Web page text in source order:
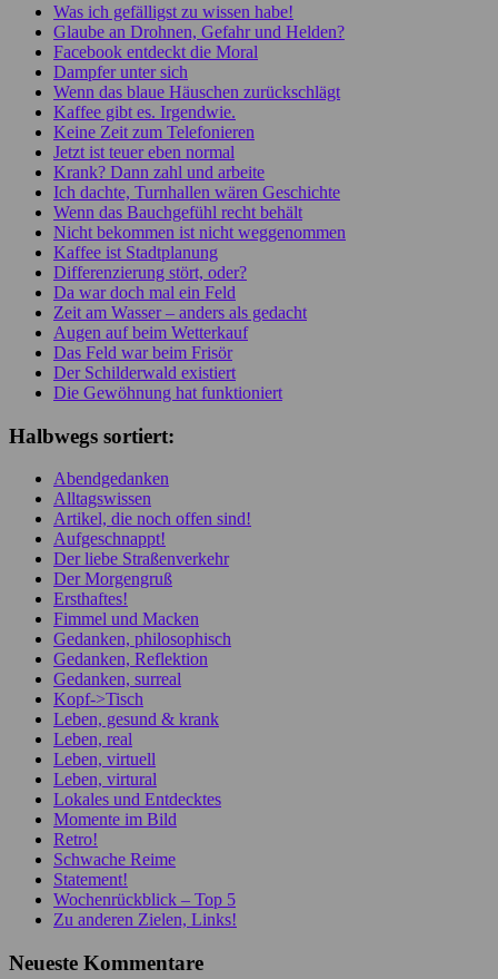
Was ich gefälligst zu wissen habe!
Glaube an Drohnen, Gefahr und Helden?
Facebook entdeckt die Moral
Dampfer unter sich
Wenn das blaue Häuschen zurückschlägt
Kaffee gibt es. Irgendwie.
Keine Zeit zum Telefonieren
Jetzt ist teuer eben normal
Krank? Dann zahl und arbeite
Ich dachte, Turnhallen wären Geschichte
Wenn das Bauchgefühl recht behält
Nicht bekommen ist nicht weggenommen
Kaffee ist Stadtplanung
Differenzierung stört, oder?
Da war doch mal ein Feld
Zeit am Wasser – anders als gedacht
Augen auf beim Wetterkauf
Das Feld war beim Frisör
Der Schilderwald existiert
Die Gewöhnung hat funktioniert
Halbwegs sortiert:
Abendgedanken
Alltagswissen
Artikel, die noch offen sind!
Aufgeschnappt!
Der liebe Straßenverkehr
Der Morgengruß
Ersthaftes!
Fimmel und Macken
Gedanken, philosophisch
Gedanken, Reflektion
Gedanken, surreal
Kopf->Tisch
Leben, gesund & krank
Leben, real
Leben, virtuell
Leben, virtural
Lokales und Entdecktes
Momente im Bild
Retro!
Schwache Reime
Statement!
Wochenrückblick – Top 5
Zu anderen Zielen, Links!
Neueste Kommentare